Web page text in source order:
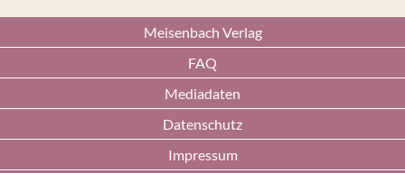
Meisenbach Verlag
FAQ
Mediadaten
Datenschutz
Impressum